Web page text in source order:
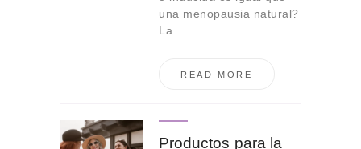
una menopausia natural?
La ...
READ MORE
Productos para la